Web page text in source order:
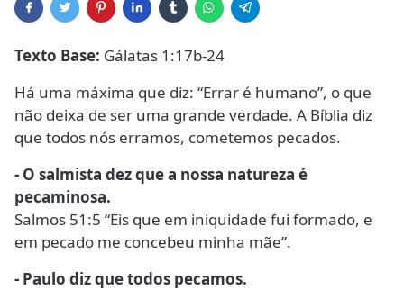
Texto Base: Gálatas 1:17b-24
Há uma máxima que diz: “Errar é humano”, o que
não deixa de ser uma grande verdade. A Bíblia diz
que todos nós erramos, cometemos pecados.
- O salmista dez que a nossa natureza é
pecaminosa.
Salmos 51:5 “Eis que em iniquidade fui formado, e
em pecado me concebeu minha mãe”.
- Paulo diz que todos pecamos.